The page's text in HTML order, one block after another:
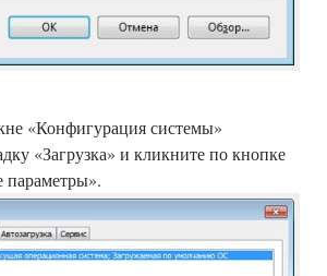
«Конфигурация системы»
«Загрузка» и кликните по кнопке
параметры».